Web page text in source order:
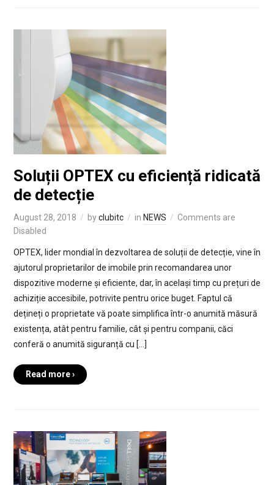
Soluții OPTEX cu eficiență ridicată
de detecție
August 28, 2018 byclubitc in NEWS
Comments are
Disabled
OPTEX, lider mondial în dezvoltarea de soluții de detecție, vine în
ajutorul proprietarilor de imobile prin recomandarea unor
dispozitive moderne și eficiente, dar, în același timp cu prețuri de
achiziție accesibile, potrivite pentru orice buget. Faptul că
dețineți o proprietate vă poate simplifica într-o anumită măsură
existența, atât pentru familie, cât și pentru companii, căci
conferă o anumită siguranță cu […]
Read more ›